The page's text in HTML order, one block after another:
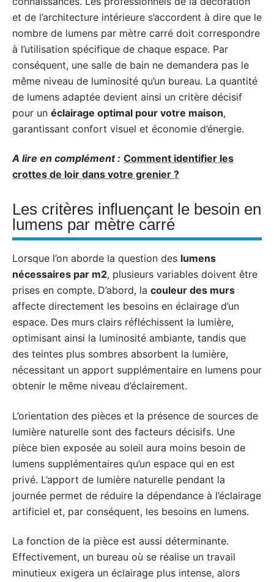
et de l’architecture intérieure s’accordent à dire que le
nombre de lumens par mètre carré doit correspondre
à l’utilisation spécifique de chaque espace. Par
conséquent, une salle de bain ne demandera pas le
même niveau de luminosité qu’un bureau. La quantité
de lumens adaptée devient ainsi un critère décisif
pour un éclairage optimal pour votre maison,
garantissant confort visuel et économie d’énergie.
A lire en complément : Comment identifier les
crottes de loir dans votre grenier ?
Les critères influençant le besoin en
lumens par mètre carré
Lorsque l’on aborde la question des lumens
nécessaires par m2, plusieurs variables doivent être
prises en compte. D’abord, la couleur des murs
affecte directement les besoins en éclairage d’un
espace. Des murs clairs réfléchissent la lumière,
optimisant ainsi la luminosité ambiante, tandis que
des teintes plus sombres absorbent la lumière,
nécessitant un apport supplémentaire en lumens pour
obtenir le même niveau d’éclairement.
L’orientation des pièces et la présence de sources de
lumière naturelle sont des facteurs décisifs. Une
pièce bien exposée au soleil aura moins besoin de
lumens supplémentaires qu’un espace qui en est
privé. L’apport de lumière naturelle pendant la
journée permet de réduire la dépendance à l’éclairage
artificiel et, par conséquent, les besoins en lumens.
La fonction de la pièce est aussi déterminante.
Effectivement, un bureau où se réalise un travail
minutieux exigera un éclairage plus intense, alors